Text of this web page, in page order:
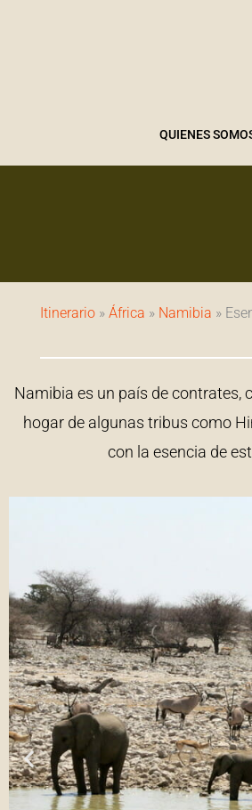
QUIENES
Itinerario » África » Namibia »
Namibia es un país de contrates,
hogar de algunas tribus como
con la esencia de